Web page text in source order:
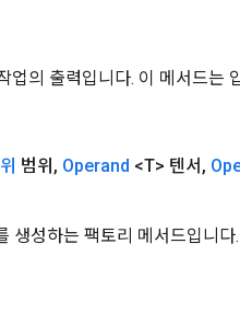
의 출력입니다. 이 메서드는
범위 , Operand <T> 텐서 ,
생성하는 팩토리 메서드입니다.